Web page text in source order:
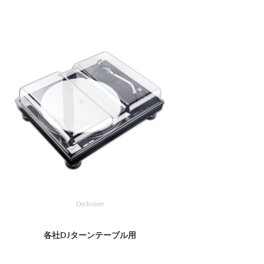
Decksaver
各社DJターンテーブル用